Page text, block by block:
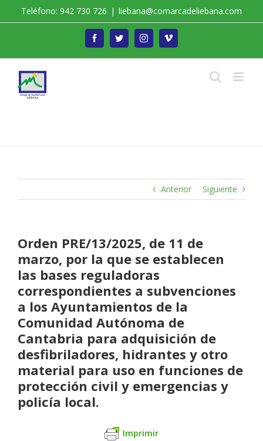
Teléfono: 942 730 726 | liebana@comarcadeliebana.com
FacebookTwitterInstagramVimeo
Anterior Siguiente
Orden PRE/13/2025, de 11 de
marzo, por la que se establecen
las bases reguladoras
correspondientes a subvenciones
a los Ayuntamientos de la
Comunidad Autónoma de
Cantabria para adquisición de
desfibriladores, hidrantes y otro
material para uso en funciones de
protección civil y emergencias y
policía local.
Imprimir